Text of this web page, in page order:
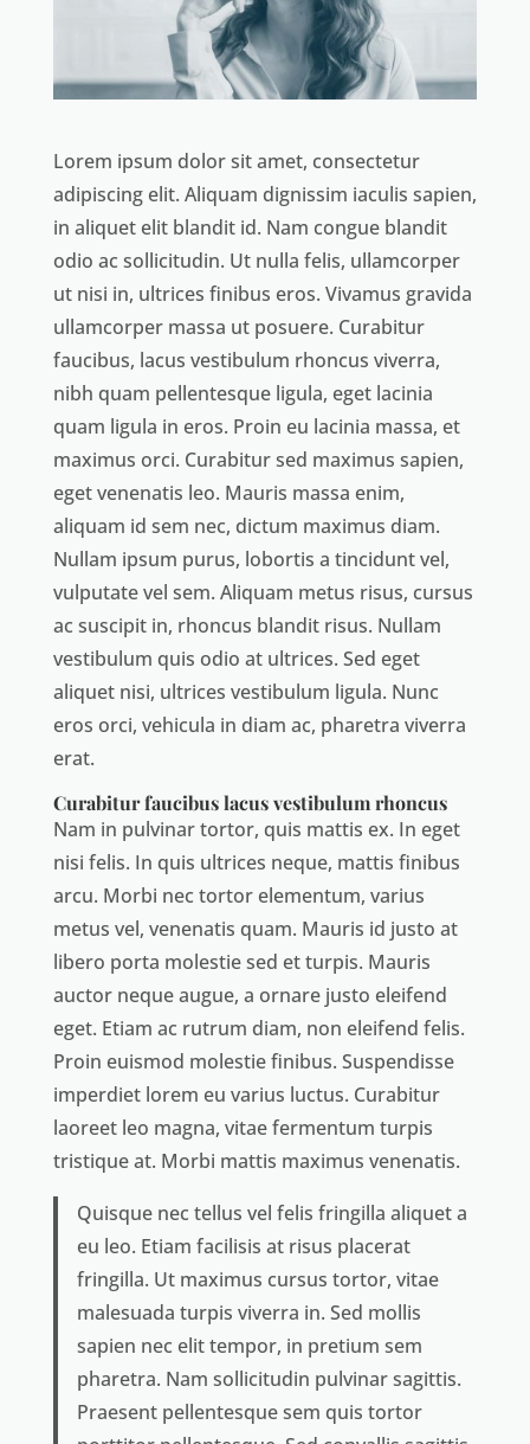
Lorem ipsum dolor sit amet, consectetur
adipiscing elit. Aliquam dignissim iaculis sapien,
in aliquet elit blandit id. Nam congue blandit
odio ac sollicitudin. Ut nulla felis, ullamcorper
ut nisi in, ultrices finibus eros. Vivamus gravida
ullamcorper massa ut posuere. Curabitur
faucibus, lacus vestibulum rhoncus viverra,
nibh quam pellentesque ligula, eget lacinia
quam ligula in eros. Proin eu lacinia massa, et
maximus orci. Curabitur sed maximus sapien,
eget venenatis leo. Mauris massa enim,
aliquam id sem nec, dictum maximus diam.
Nullam ipsum purus, lobortis a tincidunt vel,
vulputate vel sem. Aliquam metus risus, cursus
ac suscipit in, rhoncus blandit risus. Nullam
vestibulum quis odio at ultrices. Sed eget
aliquet nisi, ultrices vestibulum ligula. Nunc
eros orci, vehicula in diam ac, pharetra viverra
erat.
Curabitur faucibus lacus vestibulum rhoncus
Nam in pulvinar tortor, quis mattis ex. In eget
nisi felis. In quis ultrices neque, mattis finibus
arcu. Morbi nec tortor elementum, varius
metus vel, venenatis quam. Mauris id justo at
libero porta molestie sed et turpis. Mauris
auctor neque augue, a ornare justo eleifend
eget. Etiam ac rutrum diam, non eleifend felis.
Proin euismod molestie finibus. Suspendisse
imperdiet lorem eu varius luctus. Curabitur
laoreet leo magna, vitae fermentum turpis
tristique at. Morbi mattis maximus venenatis.
Quisque nec tellus vel felis fringilla aliquet a
eu leo. Etiam facilisis at risus placerat
fringilla. Ut maximus cursus tortor, vitae
malesuada turpis viverra in. Sed mollis
sapien nec elit tempor, in pretium sem
pharetra. Nam sollicitudin pulvinar sagittis.
Praesent pellentesque sem quis tortor